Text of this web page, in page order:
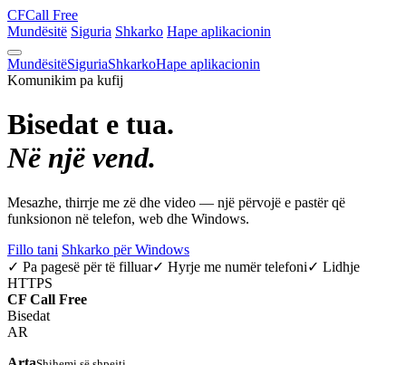
CFCall Free
Mundësitë Siguria Shkarko Hape aplikacionin
MundësitëSiguriaShkarkoHape aplikacionin
Komunikim pa kufij
Bisedat e tua.
Në një vend.
Mesazhe, thirrje me zë dhe video — një përvojë e pastër që
funksionon në telefon, web dhe Windows.
Fillo tani Shkarko për Windows
✓ Pa pagesë për të filluar✓ Hyrje me numër telefoni✓ Lidhje
HTTPS
CF Call Free
Bisedat
AR